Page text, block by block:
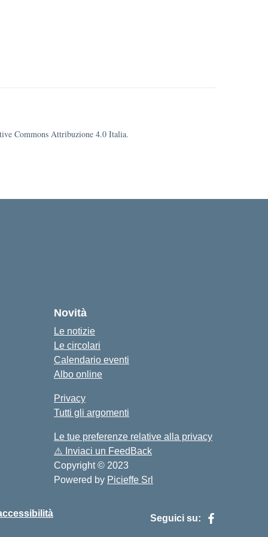
Commons Attribuzione 4.0 Italia.
Novità
Le notizie
Le circolari
Calendario eventi
Albo online
Privacy
Tutti gli argomenti
Le tue preferenze relative alla privacy
⚠️ Inviaci un FeedBack
Copyright © 2023
Powered by Picieffe Srl
Seguici su: